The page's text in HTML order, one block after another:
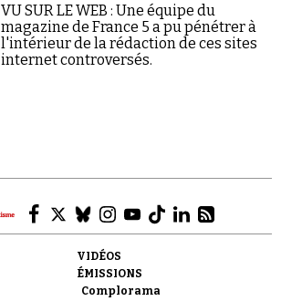
Faire un don
VU SUR LE WEB : Une équipe du
magazine de France 5 a pu pénétrer à
l'intérieur de la rédaction de ces sites
internet controversés.
VIDÉOS
ÉMISSIONS
Complorama